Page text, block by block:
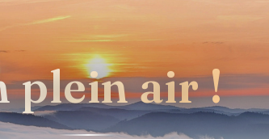
plein air !